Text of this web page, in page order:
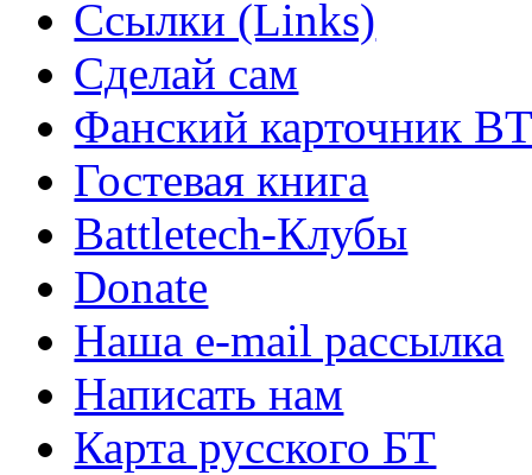
Ссылки (Links)
Сделай сам
Фанский карточник
Гостевая книга
Battletech-Клубы
Donate
Наша e-mail рассылка
Написать нам
Карта русского БТ